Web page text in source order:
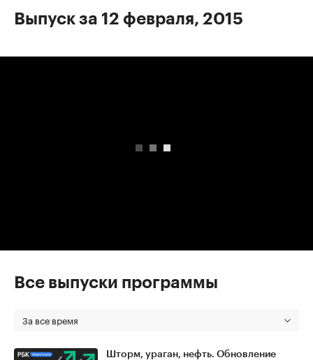
Выпуск за 12 февраля, 2015
Все выпуски программы
За все время
Шторм, ураган, нефть. Обновление